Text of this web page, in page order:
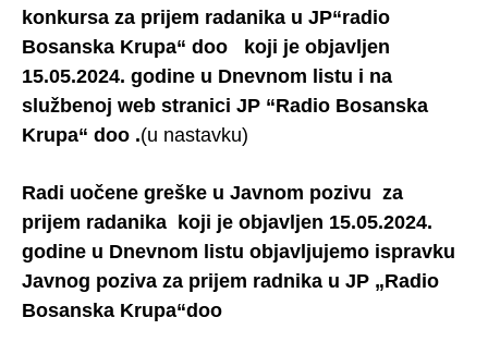
konkursa za prijem radanika u JP“radio
Bosanska Krupa“ doo koji je objavljen
15.05.2024. godine u Dnevnom listu i na
službenoj web stranici JP “Radio Bosanska
Krupa“ doo .(u nastavku)
Radi uočene greške u Javnom pozivu za
prijem radanika koji je objavljen 15.05.2024.
godine u Dnevnom listu objavljujemo ispravku
Javnog poziva za prijem radnika u JP „Radio
Bosanska Krupa“doo